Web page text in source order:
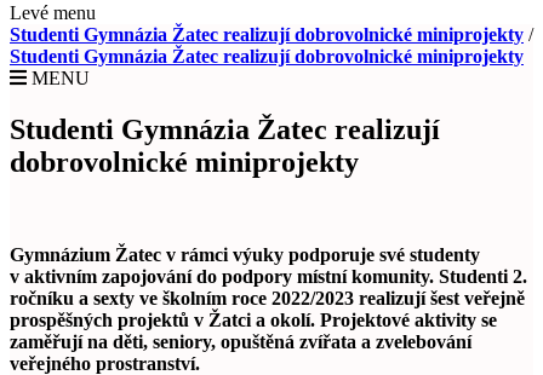
Levé menu
Studenti Gymnázia Žatec realizují dobrovolnické miniprojekty /
Studenti Gymnázia Žatec realizují dobrovolnické miniprojekty
MENU
Studenti Gymnázia Žatec realizují
dobrovolnické miniprojekty
Gymnázium Žatec v rámci výuky podporuje své studenty
v aktivním zapojování do podpory místní komunity. Studenti 2.
ročníku a sexty ve školním roce 2022/2023 realizují šest veřejně
prospěšných projektů v Žatci a okolí. Projektové aktivity se
zaměřují na děti, seniory, opuštěná zvířata a zvelebování
veřejného prostranství.